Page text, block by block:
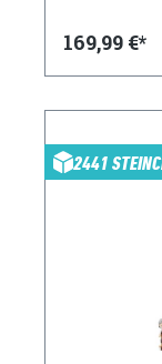
169,99 €*
2441